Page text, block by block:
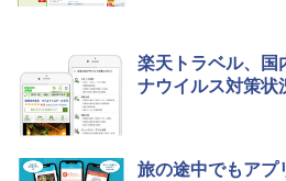
楽天トラベル、国
ナウイルス対策状
旅の途中でもアプ